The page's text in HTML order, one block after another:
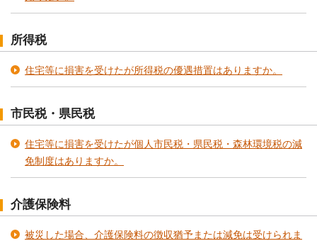
所得税
住宅等に損害を受けたが所得税の優遇措置はありますか。
市民税・県民税
住宅等に損害を受けたが個人市民税・県民税・森林環境税の減
免制度はありますか。
介護保険料
被災した場合、介護保険料の徴収猶予または減免は受けられま